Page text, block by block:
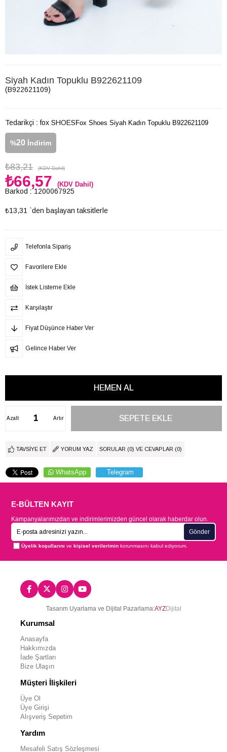
Siyah Kadın Topuklu B922621109
(B922621109)
Tedarikçi : fox SHOES
%20 İndirim
₺83,21 (KDV Dahil)
₺66,57 (KDV Dahil)
Barkod : 1200067925
₺13,31 `den başlayan taksitlerle
Fox Shoes Siyah Kadın Topuklu B922621109
Telefonla Sipariş
Favorilere Ekle
İstek Listeme Ekle
Karşılaştır
Fiyat Düşünce Haber Ver
Gelince Haber Ver
Artır
Azalt
TAVSIYE ET YORUM YAZ SORULAR (0) VE CEVAPLAR (0)
WhatsApp Telegram
E-BÜLTEN KAYIT
Kampanyalarımızdan ve indirimlerimizden güncel olarak haberdar olun.
Gönder
Üyelik koşullarını vekişisel verilerimin korunmasını kabul ediyorum.
Tasarım Uyarlama ve Dijital Pazarlama:AYZDijital
Kurumsal
Anasayfa
Hakkımızda
İade Şartları
Bize Ulaşın
Müşteri İlişkileri
Üye Ol
Üye Girişi
Alışveriş Sepetim
Yardım
Mesafeli Satış Sözleşmesi